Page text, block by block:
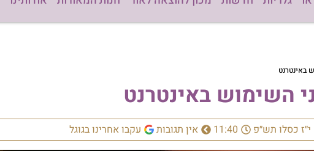
באינטרנט
השימוש באינטרנט
י״ז כסלו תש״פ 11:40 אין תגובות עקבו אחרינו בגוגל